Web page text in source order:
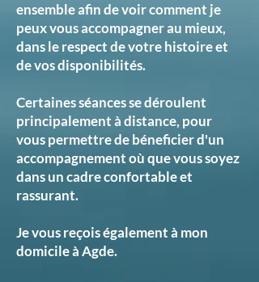
ensemble afin de voir comment je
peux vous accompagner au mieux,
dans le respect de votre histoire et
de vos disponibilités.
Certaines séances se déroulent
principalement à distance, pour
vous permettre de béneficier d'un
accompagnement où que vous soyez
dans un cadre confortable et
rassurant.
Je vous reçois également à mon
domicile à Agde.